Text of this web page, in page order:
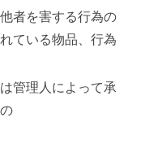
者を害する行為の
ている物品、行為
管理人によって承